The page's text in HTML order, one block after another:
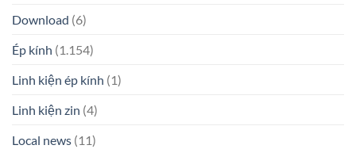
Download (6)
Ép kính (1.154)
Linh kiện ép kính (1)
Linh kiện zin (4)
Local news (11)